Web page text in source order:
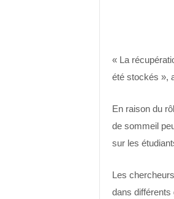
« La
été stockés »,
En raison du
de sommeil
sur les
Les
dans différents